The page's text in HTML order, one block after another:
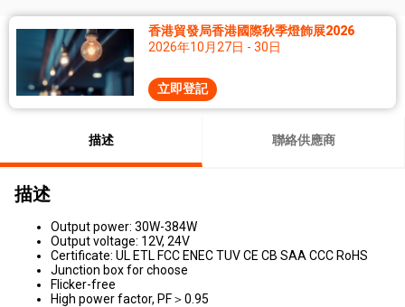
香港貿發局香港國際秋季燈飾展2026
2026年10月27日 - 30日
立即登記
描述 聯絡供應商
描述
Output power: 30W-384W
Output voltage: 12V, 24V
Certificate: UL ETL FCC ENEC TUV CE CB SAA CCC RoHS
Junction box for choose
Flicker-free
High power factor, PF＞0.95